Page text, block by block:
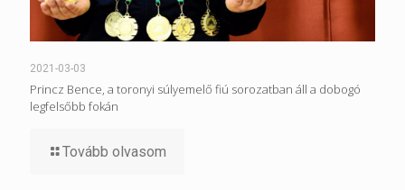
2021-03-03
Princz Bence, a toronyi súlyemelő fiú sorozatban áll a dobogó
legfelsőbb fokán
Tovább olvasom